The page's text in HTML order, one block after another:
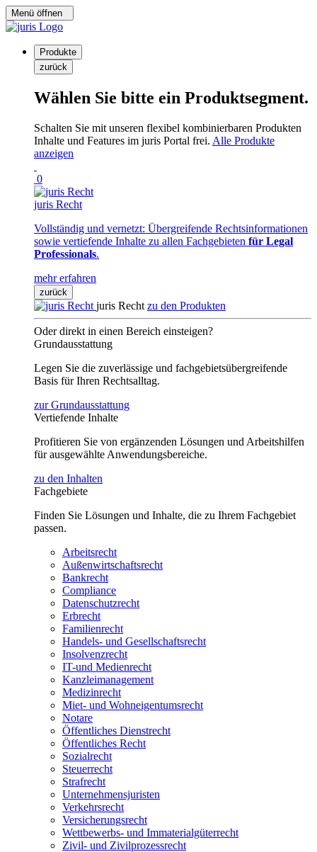
Menü öffnen
Produkte
zurück
Wählen Sie bitte ein Produktsegment.
Schalten Sie mit unseren flexibel kombinierbaren Produkten
Inhalte und Features im juris Portal frei. Alle Produkte
anzeigen
0
juris Recht
Vollständig und vernetzt: Übergreifende Rechtsinformationen
sowie vertiefende Inhalte zu allen Fachgebieten für Legal
Professionals.
mehr erfahren
zurück
juris Recht zu den Produkten
Oder direkt in einen Bereich einsteigen?
Grundausstattung
Legen Sie die zuverlässige und fachgebietsübergreifende
Basis für Ihren Rechtsalltag.
zur Grundausstattung
Vertiefende Inhalte
Profitieren Sie von ergänzenden Lösungen und Arbeitshilfen
für ausgewählte Anwendungsbereiche.
zu den Inhalten
Fachgebiete
Finden Sie Lösungen und Inhalte, die zu Ihrem Fachgebiet
passen.
Arbeitsrecht
Außenwirtschaftsrecht
Bankrecht
Compliance
Datenschutzrecht
Erbrecht
Familienrecht
Handels- und Gesellschaftsrecht
Insolvenzrecht
IT-und Medienrecht
Kanzleimanagement
Medizinrecht
Miet- und Wohneigentumsrecht
Notare
Öffentliches Dienstrecht
Öffentliches Recht
Sozialrecht
Steuerrecht
Strafrecht
Unternehmensjuristen
Verkehrsrecht
Versicherungsrecht
Wettbewerbs- und Immaterialgüterrecht
Zivil- und Zivilprozessrecht